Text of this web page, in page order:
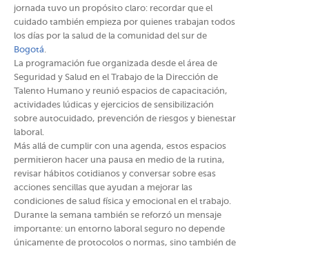
jornada tuvo un propósito claro: recordar que el
cuidado también empieza por quienes trabajan todos
los días por la salud de la comunidad del sur de
Bogotá.
La programación fue organizada desde el área de
Seguridad y Salud en el Trabajo de la Dirección de
Talento Humano y reunió espacios de capacitación,
actividades lúdicas y ejercicios de sensibilización
sobre autocuidado, prevención de riesgos y bienestar
laboral.
Más allá de cumplir con una agenda, estos espacios
permitieron hacer una pausa en medio de la rutina,
revisar hábitos cotidianos y conversar sobre esas
acciones sencillas que ayudan a mejorar las
condiciones de salud física y emocional en el trabajo.
Durante la semana también se reforzó un mensaje
importante: un entorno laboral seguro no depende
únicamente de protocolos o normas, sino también de